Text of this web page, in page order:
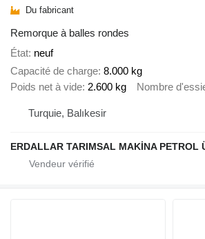
Du fabricant
Remorque à balles rondes
État neuf
Capacité de charge 8.000 kg
Poids net à vide 2.600 kg Nombre
Turquie, Balıkesir